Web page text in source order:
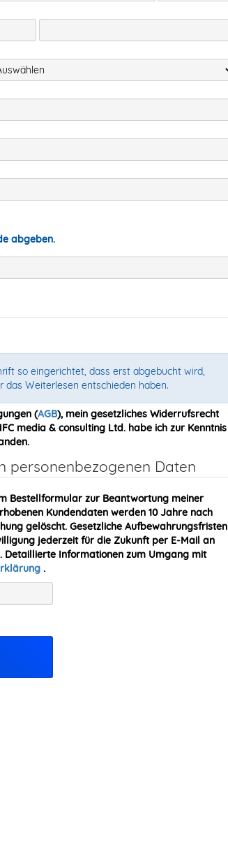
abgeben.
so eingerichtet, dass erst abgebucht wird,
das Weiterlesen entschieden haben.
(AGB), mein gesetzliches Widerrufsrecht
media & consulting Ltd. habe ich zur Kenntnis
personenbezogenen Daten
Bestellformular zur Beantwortung meiner
Kundendaten werden 10 Jahre nach
gelöscht. Gesetzliche Aufbewahrungsfristen
jederzeit für die Zukunft per E-Mail an
Detaillierte Informationen zum Umgang mit
.